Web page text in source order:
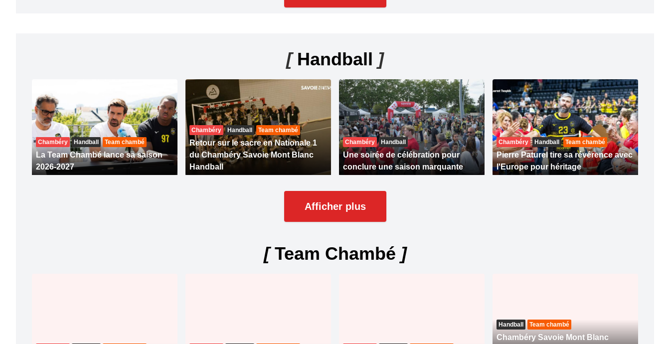
[Handball ]
Chambéry Handball Team chambé
La Team Chambé lance sa saison
2026-2027
Chambéry Handball Team chambé
Retour sur le sacre en Nationale 1
du Chambéry Savoie Mont Blanc
Handball
Chambéry Handball
Une soirée de célébration pour
conclure une saison marquante
Chambéry Handball Team chambé
Pierre Paturel tire sa révérence avec
l'Europe pour héritage
Afficher plus
[Team Chambé ]
Handball Team chambé
Chambéry Savoie Mont Blanc